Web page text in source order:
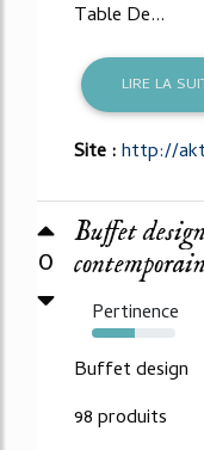
Table De...
LIRE LA
Site :http://
0
Buffet
Pertinence
52%
Buffet design
98 produits